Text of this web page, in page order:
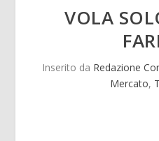
VOLA
Inserito da Redazione
Mercato,